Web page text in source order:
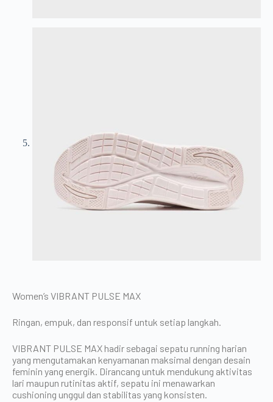
Women’s VIBRANT PULSE MAX
Ringan, empuk, dan responsif untuk setiap langkah.
VIBRANT PULSE MAX hadir sebagai sepatu running harian
yang mengutamakan kenyamanan maksimal dengan desain
feminin yang energik. Dirancang untuk mendukung aktivitas
lari maupun rutinitas aktif, sepatu ini menawarkan
cushioning unggul dan stabilitas yang konsisten.